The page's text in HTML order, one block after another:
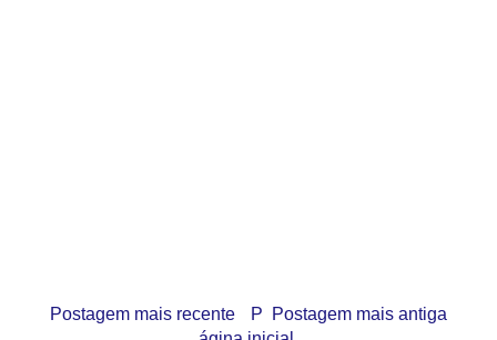
Postagem mais recente Postagem mais antiga
P